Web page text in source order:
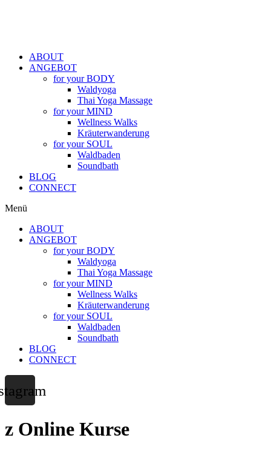
ABOUT
ANGEBOT
for your BODY
Waldyoga
Thai Yoga Massage
for your MIND
Wellness Walks
Kräuterwanderung
for your SOUL
Waldbaden
Soundbath
BLOG
CONNECT
Menü
ABOUT
ANGEBOT
for your BODY
Waldyoga
Thai Yoga Massage
for your MIND
Wellness Walks
Kräuterwanderung
for your SOUL
Waldbaden
Soundbath
BLOG
CONNECT
z Online Kurse